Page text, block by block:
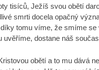
tisíců, Ježíš svou obětí
smrti docela opačný
tomu víme, že smíme
uvěříme, dostane náš
obětí a to mu dává